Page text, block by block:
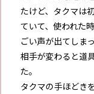
たけど、タクマは
ていて、使われた
ごい声が出てし
相手が変わると道
た。
タクマの手ほどき